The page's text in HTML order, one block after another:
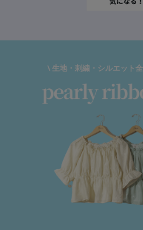
\ 生地・刺繍・シルエット